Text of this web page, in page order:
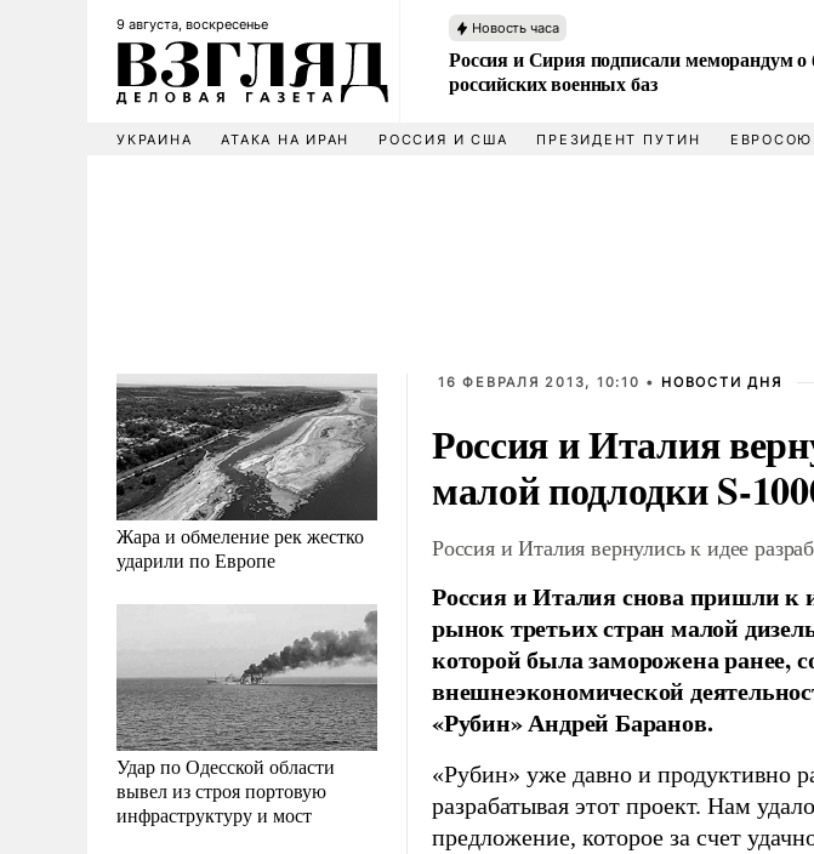
9 августа, воскресенье Новость часа
Россия и Сирия подписали меморандум о
российских военных баз
УКРАИНА АТАКА НА ИРАН РОССИЯ И США ПРЕЗИДЕНТ ПУТИН
Жара и обмеление рек жестко
ударили по Европе
Удар по Одесской области
вывел из строя портовую
инфраструктуру и мост
16 ФЕВРАЛЯ 2013, 10:10 • НОВОСТИ ДНЯ
Россия и Италия
малой подлодки S-
Россия и Италия вернулись к идее
Россия и Италия снова пришли к
рынок третьих стран малой
которой была заморожена ранее,
внешнеэкономической
«Рубин» Андрей Баранов.
«Рубин» уже давно и продуктивно
разрабатывая этот проект. Нам
предложение, которое за счет